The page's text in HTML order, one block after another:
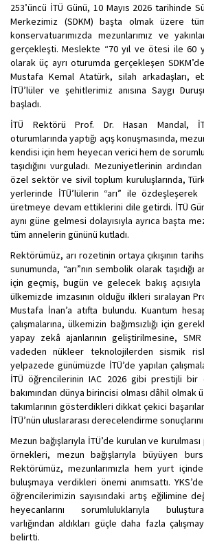
253’üncü İTÜ Günü, 10 Mayıs 2026 tarihinde
Merkezimiz (SDKM) başta olmak üzere
konservatuarımızda mezunlarımız ve
gerçekleşti. Meslekte “70 yıl ve ötesi ile 60
olarak üç ayrı oturumda gerçekleşen
Mustafa Kemal Atatürk, silah arkadaşları,
İTÜ’lüler ve şehitlerimiz anısına Saygı
başladı.
İTÜ Rektörü Prof. Dr. Hasan Mandal,
oturumlarında yaptığı açış konuşmasında,
kendisi için hem heyecan verici hem de
taşıdığını vurguladı. Mezuniyetlerinin
özel sektör ve sivil toplum kuruluşlarında,
yerlerinde İTÜ’lülerin “arı” ile
üretmeye devam ettiklerini dile getirdi. İTÜ
aynı güne gelmesi dolayısıyla ayrıca başta
tüm annelerin gününü kutladı.
Rektörümüz, arı rozetinin ortaya çıkışının
sunumunda, “arı”nın sembolik olarak taşıdığı
için geçmiş, bugün ve gelecek bakış
ülkemizde imzasının olduğu ilkleri sıralayan
Mustafa İnan’a atıfta bulundu. Kuantum
çalışmalarına, ülkemizin bağımsızlığı için
yapay zekâ ajanlarının geliştirilmesine,
vadeden nükleer teknolojilerden sismik
yelpazede günümüzde İTÜ’de yapılan
İTÜ öğrencilerinin IAC 2026 gibi prestijli bir
bakımından dünya birincisi olması dâhil olmak
takımlarının gösterdikleri dikkat çekici
İTÜ’nün uluslararası derecelendirme
Mezun bağışlarıyla İTÜ’de kurulan ve
örnekleri, mezun bağışlarıyla büyüyen burs
Rektörümüz, mezunlarımızla hem yurt
buluşmaya verdikleri önemi anımsattı.
öğrencilerimizin sayısındaki artış eğilimine
heyecanlarını sorumluluklarıyla
varlığından aldıkları güçle daha fazla
belirtti.